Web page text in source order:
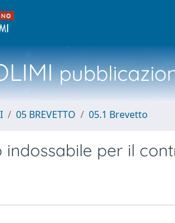
05 BREVETTO 05.1 Brevetto
per il